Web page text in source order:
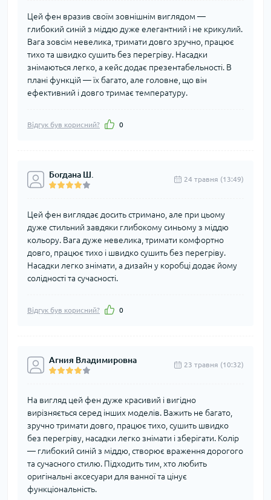
Цей фен вразив своїм зовнішнім виглядом —
глибокий синій з міддю дуже елегантний і не крикулий.
Вага зовсім невелика, тримати довго зручно, працює
тихо та швидко сушить без перегріву. Насадки
знімаються легко, а кейс додає презентабельності. В
плані функцій — їх багато, але головне, що він
ефективний і довго тримає температуру.
Відгук був корисний? 0
Богдана Ш. 24 травня (13:49)
Цей фен виглядає досить стримано, але при цьому
дуже стильний завдяки глибокому синьому з міддю
кольору. Вага дуже невелика, тримати комфортно
довго, працює тихо і швидко сушить без перегріву.
Насадки легко знімати, а дизайн у коробці додає йому
солідності та сучасності.
Відгук був корисний? 0
Агния Владимировна 23 травня (10:32)
На вигляд цей фен дуже красивий і вигідно
вирізняється серед інших моделів. Важить не багато,
зручно тримати довго, працює тихо, сушить швидко
без перегріву, насадки легко знімати і зберігати. Колір
— глибокий синій з міддю, створює враження дорогого
та сучасного стилю. Підходить тим, хто любить
оригінальні аксесуари для ванної та цінує
функціональність.